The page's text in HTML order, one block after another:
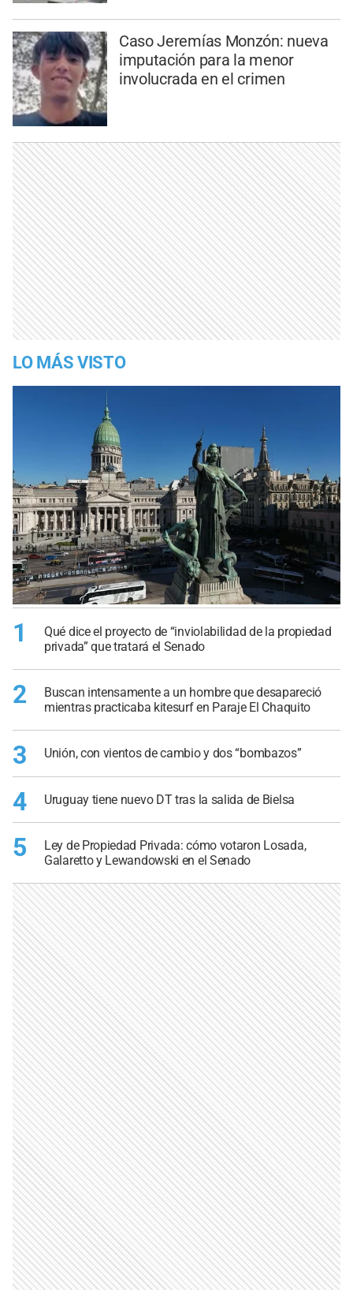
Caso Jeremías Monzón: nueva
imputación para la menor
involucrada en el crimen
LO MÁS VISTO
1
Qué dice el proyecto de “inviolabilidad de la propiedad
privada” que tratará el Senado
2
Buscan intensamente a un hombre que desapareció
mientras practicaba kitesurf en Paraje El Chaquito
3 Unión, con vientos de cambio y dos “bombazos”
4 Uruguay tiene nuevo DT tras la salida de Bielsa
5
Ley de Propiedad Privada: cómo votaron Losada,
Galaretto y Lewandowski en el Senado